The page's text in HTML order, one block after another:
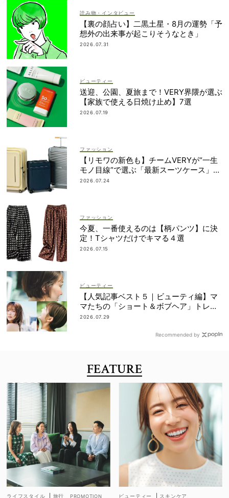
読み物・インタビュー
【裏の顔占い】二黒土星・8月の運勢「予
想外の出来事が起こりそうなとき」
2026.07.31
ビューティー
送迎、公園、夏旅まで！VERY界隈が選ぶ
【家族で使える日焼け止め】7選
2026.07.19
ファッション
【リモワの新色も】チームVERYが“一生
モノ目線”で選ぶ「最新スーツケース」5
選！
2026.07.24
ファッション
今夏、一番使えるのは【柄パンツ】に決
定！Tシャツだけでキマる４選
2026.07.15
ビューティー
【人気記事ベスト５｜ビューティ編】マ
マたちの「ショート＆ボブヘア」トレン
ドが丸わかり！
2026.07.29
Recommended by
FEATURE
ライフスタイル 旅行 ビューティー スキンケア